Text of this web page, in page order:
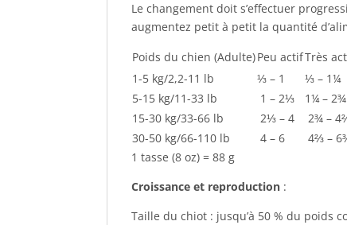
Le changement doit s’effectuer
augmentez petit à petit la quantité
Poids du chien (Adulte)Peu actifTrès
1-5 kg/2,2-11 lb
⅓ – 1
⅓ – 1¼
5-15 kg/11-33 lb
1 – 2⅓
1¼ – 2¾
15-30 kg/33-66 lb
2⅓ – 4
2¾ –
30-50 kg/66-110 lb
4 – 6
4⅔ –
1 tasse (8 oz) = 88 g
Croissance et reproduction :
Taille du chiot : jusqu’à 50 % du poids